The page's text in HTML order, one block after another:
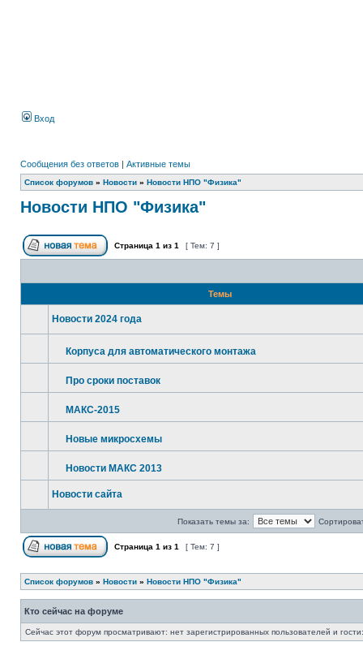
Вход
Сообщения без ответов | Активные темы
Список форумов » Новости » Новости НПО "Физика"
Новости НПО "Физика"
Страница 1 из 1 [ Тем: 7 ]
Темы
Новости 2024 года
Корпуса для автоматического монтажа
Про сроки поставок
МАКС-2015
Новые микросхемы
Новости МАКС 2013
Новости сайта
Показать темы за:
Страница 1 из 1 [ Тем: 7 ]
Список форумов » Новости » Новости НПО "Физика"
Кто сейчас на форуме
Сейчас этот форум просматривают: нет зарегистрированных пользователей и